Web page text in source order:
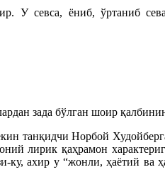
севса, ёниб, ўртаниб
зада бўлган шоир
танқидчи Норбой
лирик қаҳрамон
ахир у “жонли, ҳаётий ва